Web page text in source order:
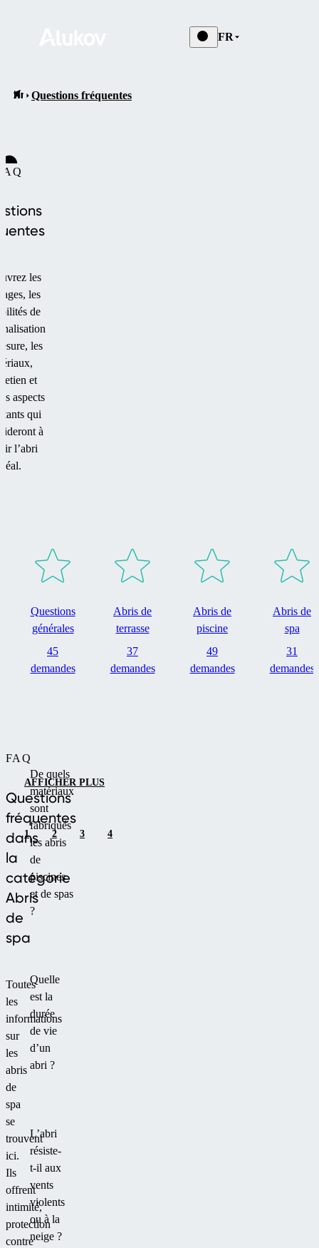
FR
Questions fréquentes
les
les
de
les
et
aspects
qui
à
l’abri
Questions
générales
45
demandes
Abris de
terrasse
37
demandes
Abris de
piscine
49
demandes
Abris de
spa
31
demandes
FAQ
Questions
fréquentes
dans
la
catégorie
Abris
de
spa
Toutes
les
informations
sur
les
abris
de
spa
se
trouvent
ici.
Ils
offrent
intimité,
protection
contre
De quels
matériaux
sont
fabriqués
les abris
de
piscines
et de spas
?
Quelle
est la
durée
de vie
d’un
abri ?
L’abri
résiste-
t-il aux
vents
violents
ou à la
neige ?
AFFICHER PLUS
1 2 3 4